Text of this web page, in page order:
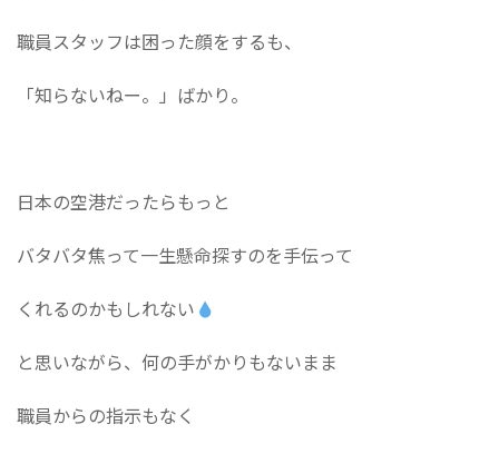
職員スタッフは困った顔をするも、
「知らないねー。」ばかり。
日本の空港だったらもっと
バタバタ焦って一生懸命探すのを手伝って
くれるのかもしれない
と思いながら、何の手がかりもないまま
職員からの指示もなく